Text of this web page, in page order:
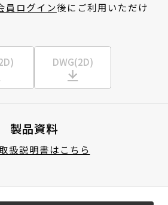
員ログイン後にご利用いただけ
DWG(2D)
製品資料
扱説明書はこちら